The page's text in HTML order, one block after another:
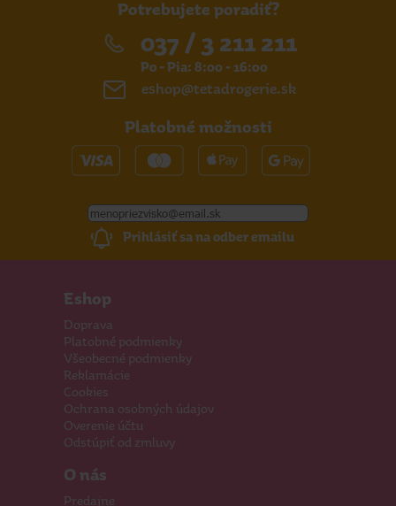
Potrebujete poradiť?
037 / 3 211 211
Po - Pia: 8:00 - 16:00
eshop@tetadrogerie.sk
Platobné možnosti
Prihlásiť sa na odber emailu
Eshop
Doprava
Platobné podmienky
Všeobecné podmienky
Reklamácie
Cookies
Ochrana osobných údajov
Overenie účtu
Odstúpiť od zmluvy
O nás
Predajne